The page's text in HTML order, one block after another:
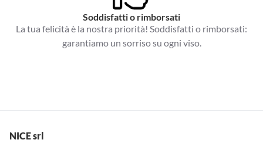
Soddisfatti o rimborsati
La tua felicità è la nostra priorità! Soddisfatti o rimborsati:
garantiamo un sorriso su ogni viso.
NICE srl